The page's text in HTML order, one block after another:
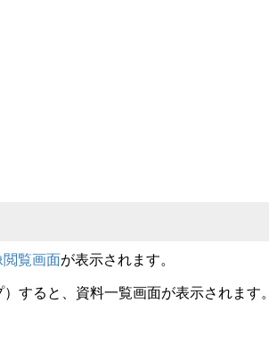
閲覧画面が表示されます。
すると、資料一覧画面が表示されます。